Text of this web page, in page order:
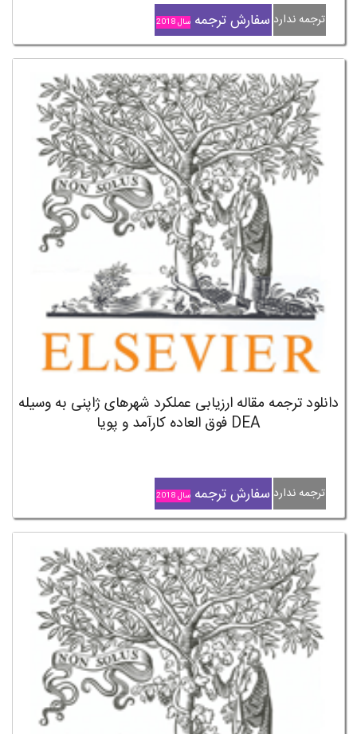
ترجمه ندارد سفارش ترجمه سال 2018
دانلود ترجمه مقاله ارزیابی عملکرد شهرهای ژاپنی به وسیله
DEA فوق العاده کارآمد و پویا
ترجمه ندارد سفارش ترجمه سال 2018